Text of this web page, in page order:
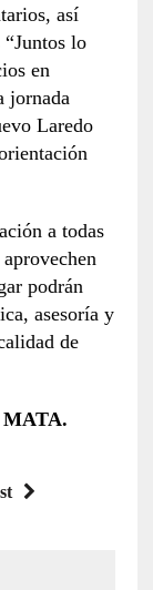
así
lo
en
jornada
Laredo
a todas
podrán
asesoría y
de